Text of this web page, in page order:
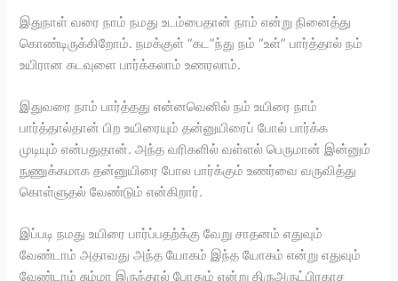
இதுநாள் வரை நாம் நமது உடம்பைதான் நாம் என்று நினைத்து
கொண்டிருக்கிறோம். நமக்குள் “கட”ந்து நம் “உள்” பார்த்தால் நம்
உயிரான கடவுளை பார்க்கலாம் உணரலாம்.
இதுவரை நாம் பார்த்தது என்னவெனில் நம் உயிரை நாம்
பார்த்தால்தான் பிற உயிரையும் தன்னுயிரைப் போல் பார்க்க
முடியும் என்பதுதான். அந்த வரிகளில் வள்ளல் பெருமான் இன்னும்
நுணுக்கமாக தன்னுயிரை போல பார்க்கும் உணர்வை வருவித்து
கொள்ளுதல் வேண்டும் என்கிறார்.
இப்படி நமது உயிரை பார்ப்பதற்க்கு வேறு சாதனம் எதுவும்
வேண்டாம் அதாவது அந்த யோகம் இந்த யோகம் என்று எதுவும்
வேண்டாம் சும்மா இருந்தால் போதும் என்று திருஅருட்பிரகாச